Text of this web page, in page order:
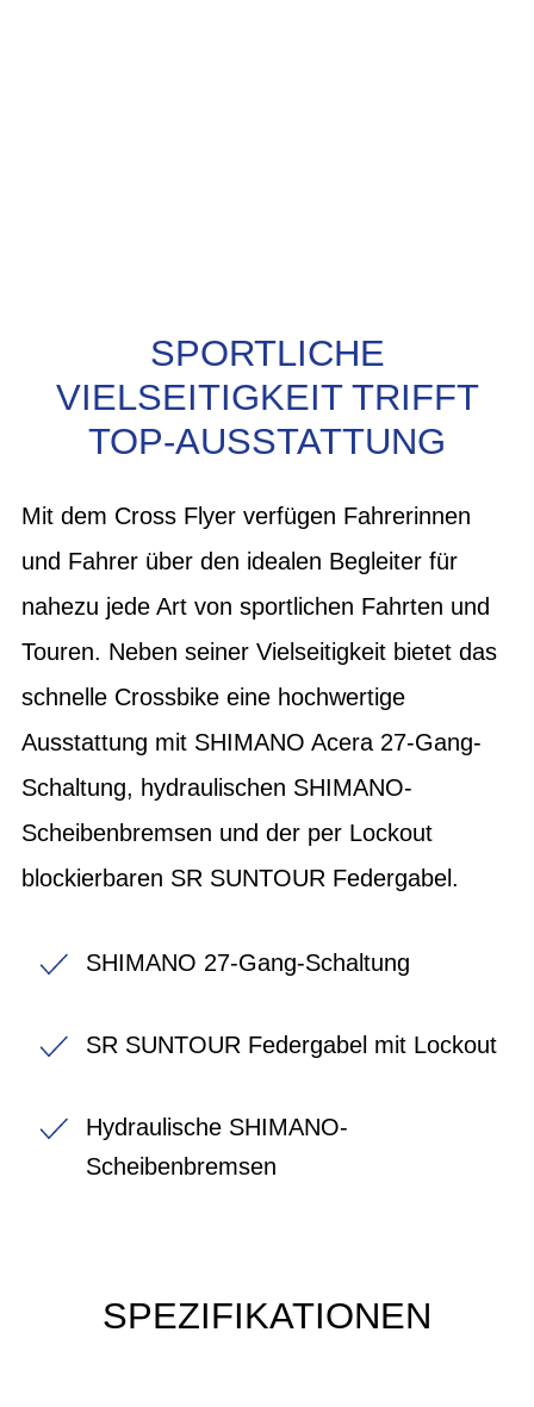
SPORTLICHE
VIELSEITIGKEIT TRIFFT
TOP-AUSSTATTUNG
Mit dem Cross Flyer verfügen Fahrerinnen
und Fahrer über den idealen Begleiter für
nahezu jede Art von sportlichen Fahrten und
Touren. Neben seiner Vielseitigkeit bietet das
schnelle Crossbike eine hochwertige
Ausstattung mit SHIMANO Acera 27-Gang-
Schaltung, hydraulischen SHIMANO-
Scheibenbremsen und der per Lockout
blockierbaren SR SUNTOUR Federgabel.
SHIMANO 27-Gang-Schaltung
SR SUNTOUR Federgabel mit Lockout
Hydraulische SHIMANO-
Scheibenbremsen
SPEZIFIKATIONEN